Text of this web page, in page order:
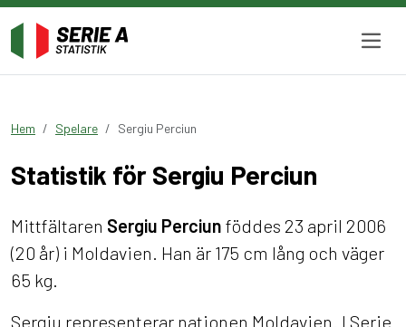
Hem Spelare Sergiu Perciun
Statistik för Sergiu Perciun
Mittfältaren Sergiu Perciun föddes 23 april 2006
(20 år) i Moldavien. Han är 175 cm lång och väger
65 kg.
Sergiu representerar nationen Moldavien. I Serie